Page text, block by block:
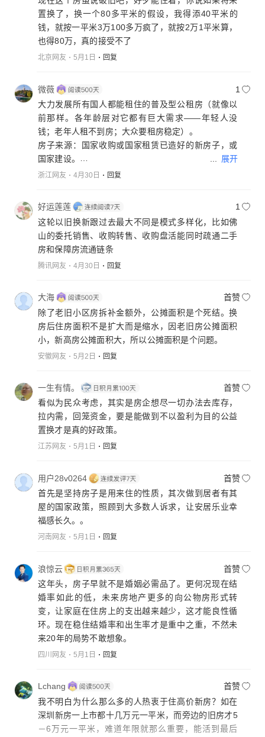
置换了，换一个80多平米的假设，我得添40平米的
钱，就按一平米3万100多万疯了，就按2万1平米算，
也得80万，真的接受不了
北京网友 5月1日 回复
微薇
1
大力发展所有国人都能租住的普及型公租房（就像以
前那样。各年龄层对它都有巨大需求——年轻人没
钱；老年人租不到房；大众要租房稳定）。
房子来源：国家收购或国家租赁已造好的新房子，或
国家建设。
***
岗位！能逆转中国异常严峻的人口形势（因为工作、
巢）！能带来建设发展的韧性（安顿好年轻人、老年
人）！
***
岗位多了，钱包鼓了，消费等问题将迎刃而解！
展开
浙江网友 4月30日 回复
好运莲莲
1
这轮以旧换新跟过去最大不同是模式多样化，比如佛
山的委托销售、收购转售、收购盘活能同时疏通二手
房和保障房流通链条
腾讯网友 4月30日 回复
大海
首赞
除了老旧小区房拆补金额外，公摊面积是个死结。换
房后住房面积不是扩大而是缩水，因老旧房公摊面积
小，新高房公摊面积大，所以公摊面积是个问题。
安徽网友 5月2日 回复
一生有情。
首赞
看似为民众考虑，其实是房企想尽一切办法去库存，
拉内需，回笼资金，要是能做到不以盈利为目的公益
置换才是真的好政策。
江苏网友 5月1日 回复
用户28v0264
首赞
首先是坚持房子是用来住的性质，其次做到居者有其
屋的国家政策，照顾到大多数人诉求，让安居乐业幸
福感长久。。
河南网友 5月1日 回复
浪惊云
首赞
这年头，房子早就不是婚姻必需品了。更何况现在结
婚率如此的低，未来房地产更多的向公物房形式转
变，让家庭在住房上的支出越来越少，这才能良性循
环。现在稳住结婚率和出生率才是重中之重，不然未
来20年的局势不敢想象。
四川网友 5月1日 回复
Lchang
首赞
我不明白为什么那么多的人热衷于住高价新房？如在
深圳新房一上市都十几万元一平米，而旁边的旧房才5
－6万元一平米，难道年限就那么重要，能活到最后